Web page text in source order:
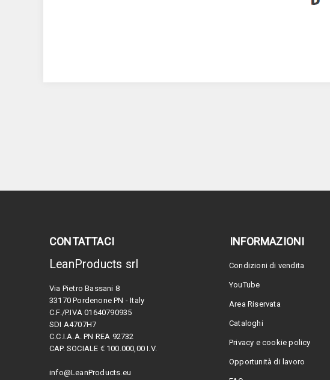
CONTATTACI
LeanProducts srl
Via Pietro Bassani 8
33170 Pordenone PN - Italy
C.F./P.IVA 01640790935
SDI A4707H7
C.C.I.A.A. PN REA 92732
CAP. SOCIALE € 100.000,00 I.V.
info@LeanProducts.eu
INFORMAZIONI
Condizioni di vendita
YouTube
Area Riservata
Cataloghi
Privacy e cookie policy
Opportunità di lavoro